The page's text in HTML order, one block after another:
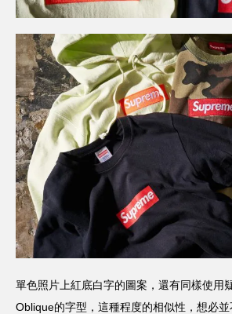
單色照片上紅底白字的圖案，還有同樣使用
Oblique的字型，這種程度的相似性，想必